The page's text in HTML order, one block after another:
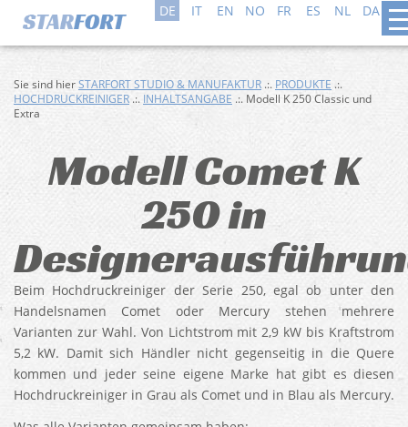
DE IT EN NO FR ES NL DA SV
Sie sind hierSTARFORT STUDIO & MANUFAKTUR .:. PRODUKTE .:.
HOCHDRUCKREINIGER .:. INHALTSANGABE .:. Modell K 250 Classic und
Extra
Modell Comet K
250 in
Beim Hochdruckreiniger der Serie 250, egal ob unter den
Handelsnamen Comet oder Mercury stehen mehrere
Varianten zur Wahl. Von Lichtstrom mit 2,9 kW bis Kraftstrom
5,2 kW. Damit sich Händler nicht gegenseitig in die Quere
kommen und jeder seine eigene Marke hat gibt es diesen
Hochdruckreiniger in Grau als Comet und in Blau als Mercury.